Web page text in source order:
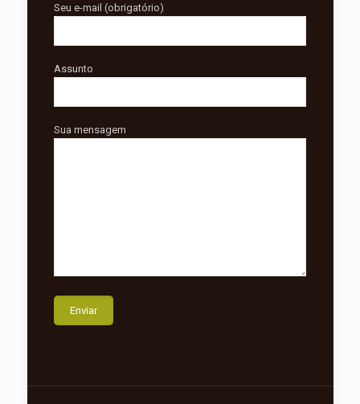
Seu e-mail (obrigatório)
Assunto
Sua mensagem